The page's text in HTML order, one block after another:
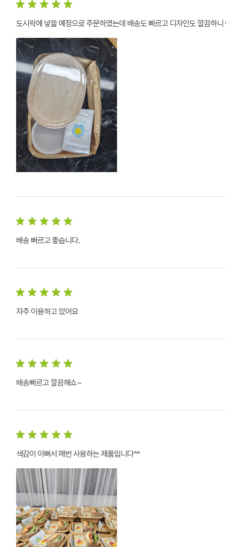
도시락에 넣을 예정으로 주문하였는데 배송도 빠르고 디자인도 깔끔하
배송 빠르고 좋습니다.
자주 이용하고 있어요
배송빠르고 깔끔해쇼~
색감이 이뻐서 매번 사용하는 제품입니다^^